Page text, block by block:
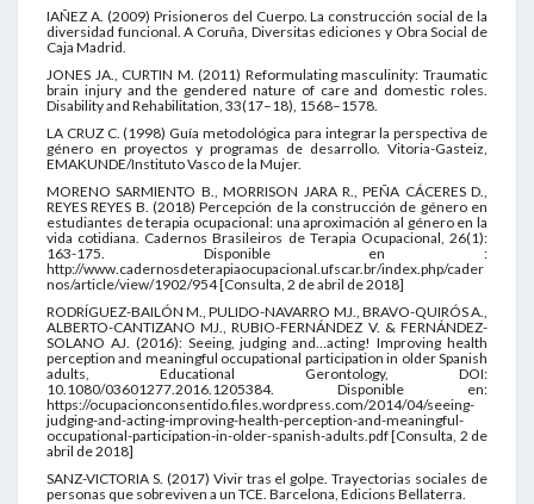
IAÑEZ A. (2009) Prisioneros del Cuerpo. La construcción social de la
diversidad funcional. A Coruña, Diversitas ediciones y Obra Social de
Caja Madrid.
JONES JA., CURTIN M. (2011) Reformulating masculinity: Traumatic
brain injury and the gendered nature of care and domestic roles.
Disability and Rehabilitation, 33(17–18), 1568–1578.
LA CRUZ C. (1998) Guía metodológica para integrar la perspectiva de
género en proyectos y programas de desarrollo. Vitoria-Gasteiz,
EMAKUNDE/Instituto Vasco de la Mujer.
MORENO SARMIENTO B., MORRISON JARA R., PEÑA CÁCERES D.,
REYES REYES B. (2018) Percepción de la construcción de género en
estudiantes de terapia ocupacional: una aproximación al género en la
vida cotidiana. Cadernos Brasileiros de Terapia Ocupacional, 26(1):
163-175. Disponible en :
http://www.cadernosdeterapiaocupacional.ufscar.br/index.php/cader
nos/article/view/1902/954 [Consulta, 2 de abril de 2018]
RODRÍGUEZ-BAILÓN M., PULIDO-NAVARRO MJ., BRAVO-QUIRÓS A.,
ALBERTO-CANTIZANO MJ., RUBIO-FERNÁNDEZ V. & FERNÁNDEZ-
SOLANO AJ. (2016): Seeing, judging and…acting! Improving health
perception and meaningful occupational participation in older Spanish
adults, Educational Gerontology, DOI:
10.1080/03601277.2016.1205384. Disponible en:
https://ocupacionconsentido.files.wordpress.com/2014/04/seeing-
judging-and-acting-improving-health-perception-and-meaningful-
occupational-participation-in-older-spanish-adults.pdf [Consulta, 2 de
abril de 2018]
SANZ-VICTORIA S. (2017) Vivir tras el golpe. Trayectorias sociales de
personas que sobreviven a un TCE. Barcelona, Edicions Bellaterra.